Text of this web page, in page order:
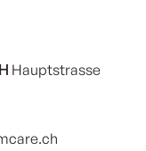
Hauptstrasse